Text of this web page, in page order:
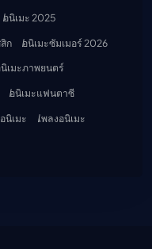
อนิเมะ 2025
ก
อนิเมะซัมเมอร์ 2026
เมะภาพยนตร์
อนิเมะแฟนตาซี
นิเมะ
เพลงอนิเมะ